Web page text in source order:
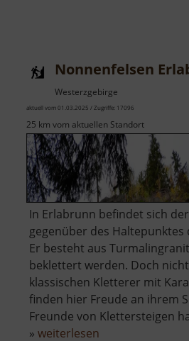
Nonnenfelsen
Westerzgebirge
aktuell vom 01.03.2025 / Zugriffe: 17096
25 km vom aktuellen Standort
In Erlabrunn befindet sich
gegenüber des Haltepunktes
Er besteht aus
beklettert werden. Doch
klassischen Kletterer mit
finden hier Freude an ihrem
Freunde von Klettersteigen
» weiterlesen